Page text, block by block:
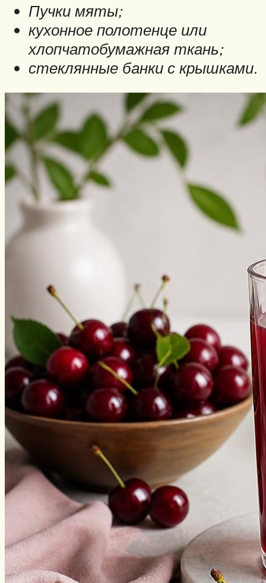
Пучки мяты;
кухонное полотенце или
хлопчатобумажная ткань;
стеклянные банки с крышками.